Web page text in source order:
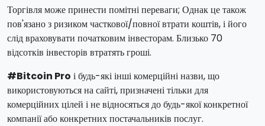
Торгівля може принести помітні переваги; Однак це також
пов'язано з ризиком часткової/повної втрати коштів, і його
слід враховувати початковим інвесторам. Близько 70
відсотків інвесторів втратять гроші.
#Bitcoin Pro і будь-які інші комерційні назви, що
використовуються на сайті, призначені тільки для
комерційних цілей і не відносяться до будь-якої конкретної
компанії або конкретних постачальників послуг.